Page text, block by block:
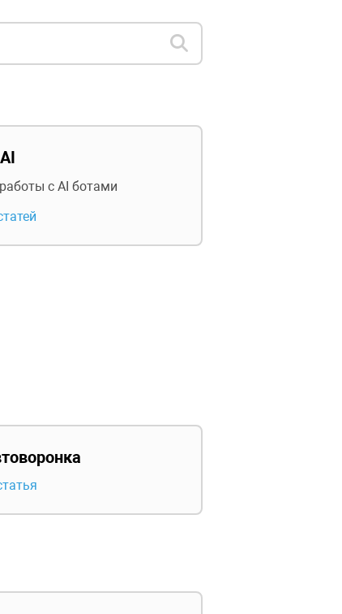
AI
с AI ботами